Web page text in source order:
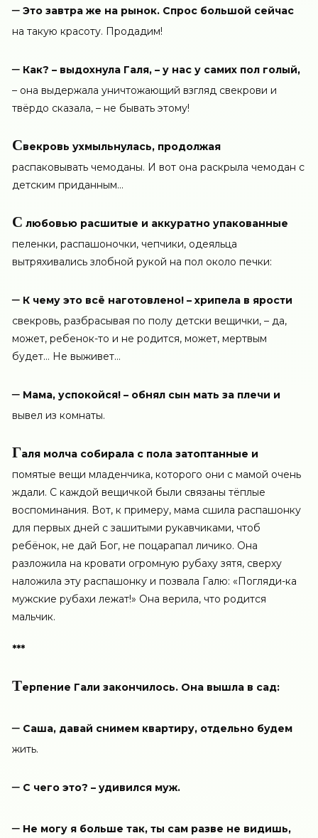
– Это завтра же на рынок. Спрос большой сейчас
на такую красоту. Продадим!
– Как? – выдохнула Галя, – у нас у самих пол голый,
– она выдержала уничтожающий взгляд свекрови и
твёрдо сказала, – не бывать этому!
Свекровь ухмыльнулась, продолжая
распаковывать чемоданы. И вот она раскрыла чемодан с
детским приданным…
С любовью расшитые и аккуратно упакованные
пеленки, распашоночки, чепчики, одеяльца
вытряхивались злобной рукой на пол около печки:
– К чему это всё наготовлено! – хрипела в ярости
свекровь, разбрасывая по полу детски вещички, – да,
может, ребенок-то и не родится, может, мертвым
будет… Не выживет…
– Мама, успокойся! – обнял сын мать за плечи и
вывел из комнаты.
Галя молча собирала с пола затоптанные и
помятые вещи младенчика, которого они с мамой очень
ждали. С каждой вещичкой были связаны тёплые
воспоминания. Вот, к примеру, мама сшила распашонку
для первых дней с зашитыми рукавчиками, чтоб
ребёнок, не дай Бог, не поцарапал личико. Она
разложила на кровати огромную рубаху зятя, сверху
наложила эту распашонку и позвала Галю: «Погляди-ка
мужские рубахи лежат!» Она верила, что родится
мальчик.
***
Терпение Гали закончилось. Она вышла в сад:
– Саша, давай снимем квартиру, отдельно будем
жить.
– С чего это? – удивился муж.
– Не могу я больше так, ты сам разве не видишь,